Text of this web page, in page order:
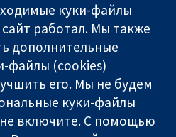
Cavendish
Связаться с
нами
Новости
куки-файлы
работал. Мы также
дополнительные
файлы (cookies)
его. Мы не будем
куки-файлы
включите. С помощью